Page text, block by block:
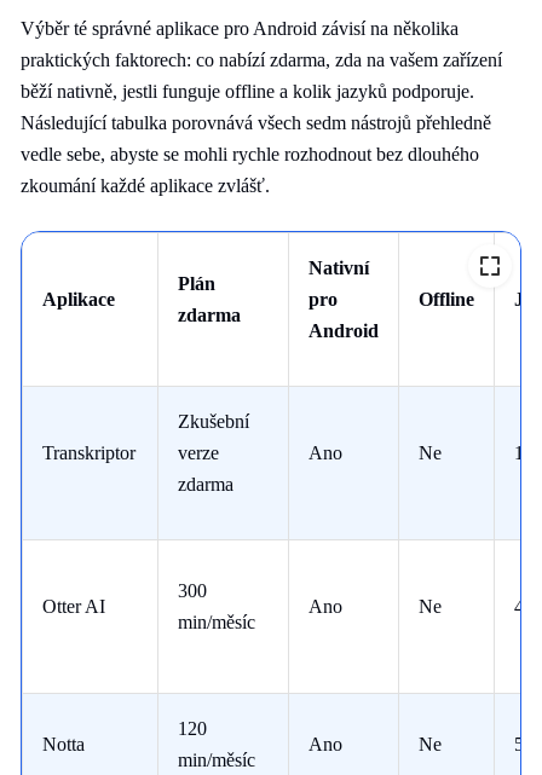
Výběr té správné aplikace pro Android závisí na několika
praktických faktorech: co nabízí zdarma, zda na vašem zařízení
běží nativně, jestli funguje offline a kolik jazyků podporuje.
Následující tabulka porovnává všech sedm nástrojů přehledně
vedle sebe, abyste se mohli rychle rozhodnout bez dlouhého
zkoumání každé aplikace zvlášť.
Aplikace
Plán
zdarma
Nativní
pro
Android
Offline
Transkriptor
Zkušební
verze
zdarma
Ano Ne
Otter AI
300
min/měsíc
Ano Ne 4
Notta
120
min/měsíc
Ano Ne